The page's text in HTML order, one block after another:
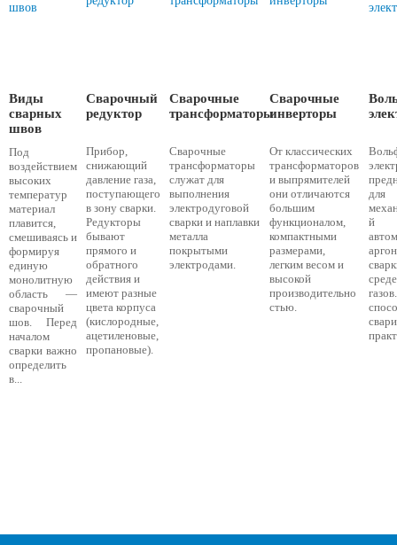
Виды
сварных
швов
Под
воздействием
высоких
температур
материал
плавится,
смешиваясь и
формируя
единую
монолитную
область —
сварочный
шов. Перед
началом
сварки важно
определить
в...
Сварочный
редуктор
Прибор,
снижающий
давление газа,
поступающего
в зону сварки.
Редукторы
бывают
прямого и
обратного
действия и
имеют разные
цвета корпуса
(кислородные,
ацетиленовые,
пропановые).
Сварочные
трансформаторы
Сварочные
трансформаторы
служат для
выполнения
электродуговой
сварки и наплавки
металла
покрытыми
электродами.
Сварочные
инверторы
От классических
трансформаторов
и выпрямителей
они отличаются
большим
функционалом,
компактными
размерами,
легким весом и
высокой
производительно
стью.